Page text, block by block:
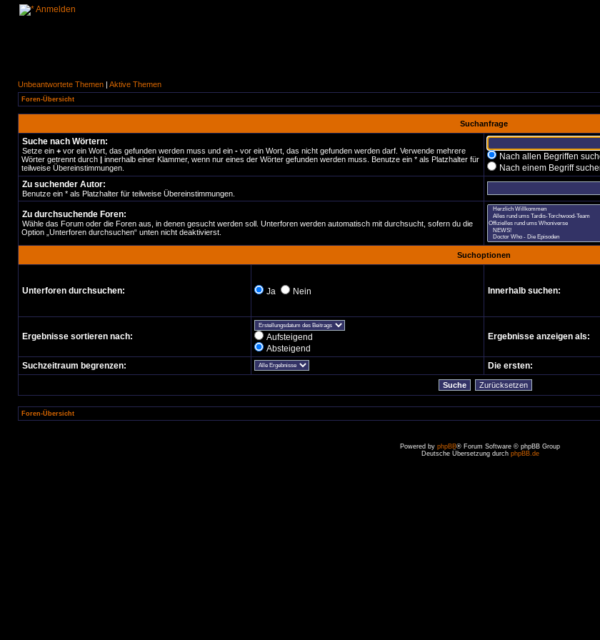
Anmelden
Unbeantwortete Themen | Aktive Themen
Foren-Übersicht
Suchanfrage
Suche nach Wörtern:
Setze ein + vor ein Wort, das gefunden werden muss und ein - vor ein Wort, das nicht gefunden werden darf. Verwende mehrere
Wörter getrennt durch | innerhalb einer Klammer, wenn nur eines der Wörter gefunden werden muss. Benutze ein * als Platzhalter für
teilweise Übereinstimmungen.
Nach allen Begriffen
Nach einem Begriff
Zu suchender Autor:
Benutze ein * als Platzhalter für teilweise Übereinstimmungen.
Zu durchsuchende Foren:
Wähle das Forum oder die Foren aus, in denen gesucht werden soll. Unterforen werden automatisch mit durchsucht, sofern du die
Option „Unterforen durchsuchen“ unten nicht deaktivierst.
Suchoptionen
Unterforen durchsuchen: Ja Nein Innerhalb suchen:
Ergebnisse sortieren nach:
Aufsteigend
Absteigend
Ergebnisse anzeigen als:
Suchzeitraum begrenzen: Die ersten:
Foren-Übersicht
Powered by phpBB® Forum Software © phpBB Group
Deutsche Übersetzung durch phpBB.de